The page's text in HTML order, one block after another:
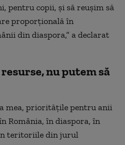
pentru copii, și să reușim să
proporțională în
din diaspora,” a declarat
nu putem să
mea, prioritățile pentru anii
România, în diaspora, în
teritoriile din jurul